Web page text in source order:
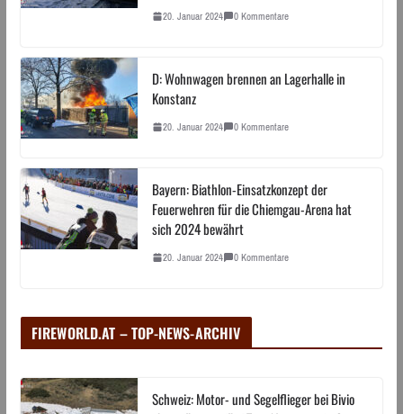
20. Januar 2024 0 Kommentare
D: Wohnwagen brennen an Lagerhalle in
Konstanz
20. Januar 2024 0 Kommentare
Bayern: Biathlon-Einsatzkonzept der
Feuerwehren für die Chiemgau-Arena hat
sich 2024 bewährt
20. Januar 2024 0 Kommentare
FIREWORLD.AT – TOP-NEWS-ARCHIV
Schweiz: Motor- und Segelflieger bei Bivio